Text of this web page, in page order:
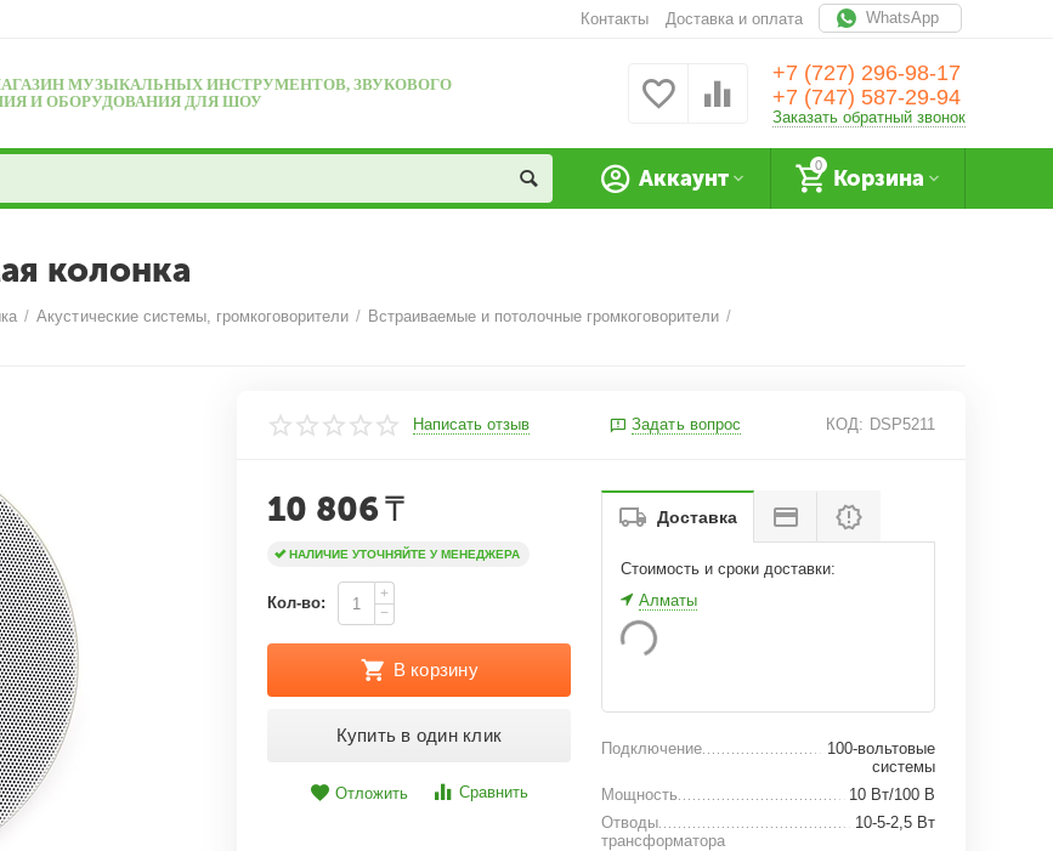
WhatsApp
Контакты Доставка и оплата
МУЗЫКАЛЬНЫХ ИНСТРУМЕНТОВ, ЗВУКОВОГО
И ОБОРУДОВАНИЯ ДЛЯ ШОУ
+7 (727) 296-98-17
+7 (747) 587-29-94
Заказать обратный звонок
0
Корзина
Аккаунт
колонка
/ Акустические системы, громкоговорители / Встраиваемые и потолочные громкоговорители /
Написать отзыв Задать вопрос КОД: DSP5211
10 806₸
НАЛИЧИЕ УТОЧНЯЙТЕ У МЕНЕДЖЕРА
Кол-во:
+
−
В корзину
Купить в один клик
Отложить Сравнить
Доставка
Стоимость и сроки доставки:
Алматы
Подключение
100-вольтовые
системы
Мощность
10 Вт/100 В
Отводы
трансформатора
10-5-2,5 Вт